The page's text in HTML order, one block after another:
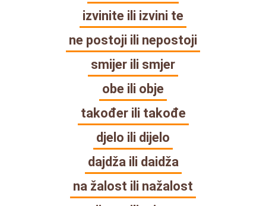
izvinite ili izvini te
ne postoji ili nepostoji
smijer ili smjer
obe ili obje
također ili takođe
djelo ili dijelo
dajdža ili daidža
na žalost ili nažalost